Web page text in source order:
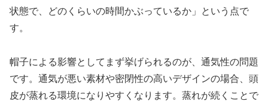
状態で、どのくらいの時間かぶっているか」という点で
す。
帽子による影響としてまず挙げられるのが、通気性の問題
です。通気が悪い素材や密閉性の高いデザインの場合、頭
皮が蒸れる環境になりやすくなります。蒸れが続くことで